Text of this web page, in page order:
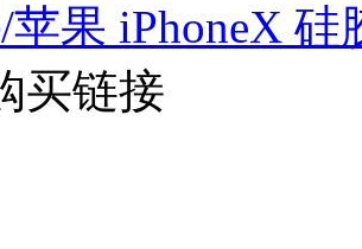
苹果 iPhoneX
买链接